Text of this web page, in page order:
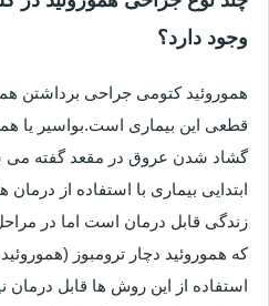
وجود دارد؟
هموروئید کتومی جراحی برداشتن
قطعی این بیماری است.بواسیر یا
گشاد شدن عروق در مقعد گفته می
ابتدایی بیماری با استفاده از
زندگی قابل درمان است اما در
که هموروئید دچار ترومبوز
استفاده از این روش ها قابل